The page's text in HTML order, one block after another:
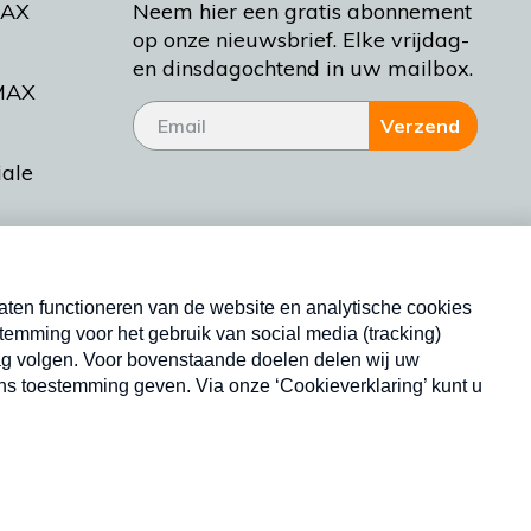
Bakt
Neem hier een gratis abonnement
op onze nieuwsbrief. Elke vrijdag-
en dinsdagochtend in uw mailbox.
Verzend
Nieuwsbrief
Neem hier een gratis abonnement op onze